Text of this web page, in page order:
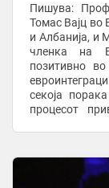
Пишува:
Томас Вајц во
и Албанија, и
членка на
позитивно
секоја
процесот